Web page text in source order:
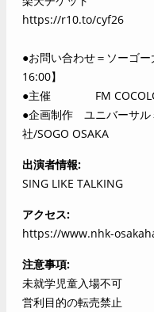
https://r10.to/cyf26
●お問い合わせ＝ソーゴ
16:00】
●主催 FM
●企画制作 ユニバーサル
社/SOGO OSAKA
出演者情報
SING LIKE TALKING
アクセス
https://www.nhk-
注意事項
未就学児童入場不可
営利目的の転売禁止